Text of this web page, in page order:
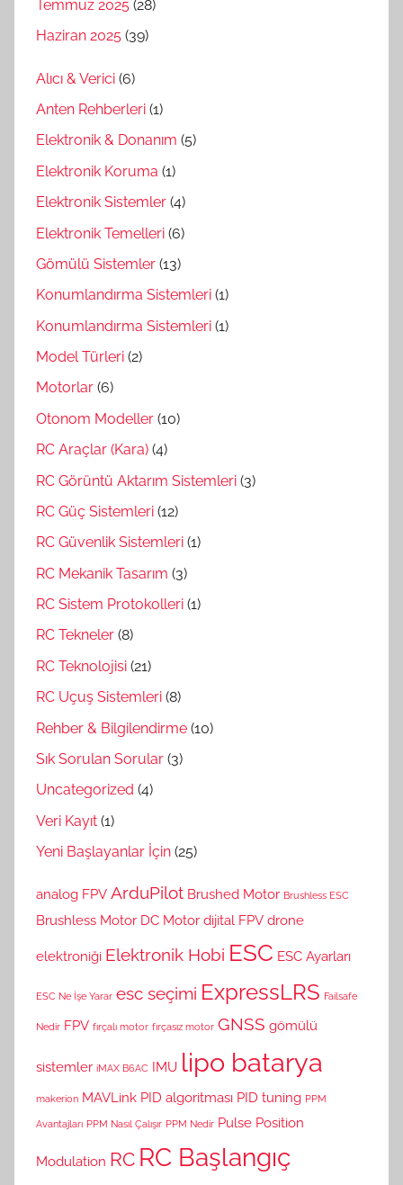
Temmuz 2025 (28)
Haziran 2025 (39)
Alıcı & Verici (6)
Anten Rehberleri (1)
Elektronik & Donanım (5)
Elektronik Koruma (1)
Elektronik Sistemler (4)
Elektronik Temelleri (6)
Gömülü Sistemler (13)
Konumlandırma Sistemleri (1)
Konumlandırma Sistemleri (1)
Model Türleri (2)
Motorlar (6)
Otonom Modeller (10)
RC Araçlar (Kara) (4)
RC Görüntü Aktarım Sistemleri (3)
RC Güç Sistemleri (12)
RC Güvenlik Sistemleri (1)
RC Mekanik Tasarım (3)
RC Sistem Protokolleri (1)
RC Tekneler (8)
RC Teknolojisi (21)
RC Uçuş Sistemleri (8)
Rehber & Bilgilendirme (10)
Sık Sorulan Sorular (3)
Uncategorized (4)
Veri Kayıt (1)
Yeni Başlayanlar İçin (25)
analog FPV ArduPilot Brushed Motor Brushless ESC
Brushless Motor DC Motor dijital FPV drone
elektroniği Elektronik Hobi ESC ESC Ayarları
ESC Ne İşe Yarar esc seçimi ExpressLRS Failsafe
Nedir FPV fırçalı motor fırçasız motor GNSS gömülü
sistemler iMAX B6AC IMU lipo batarya
makerion MAVLink PID algoritması PID tuning PPM
Avantajları PPM Nasıl Çalışır PPM Nedir Pulse Position
Modulation RC RC Başlangıç